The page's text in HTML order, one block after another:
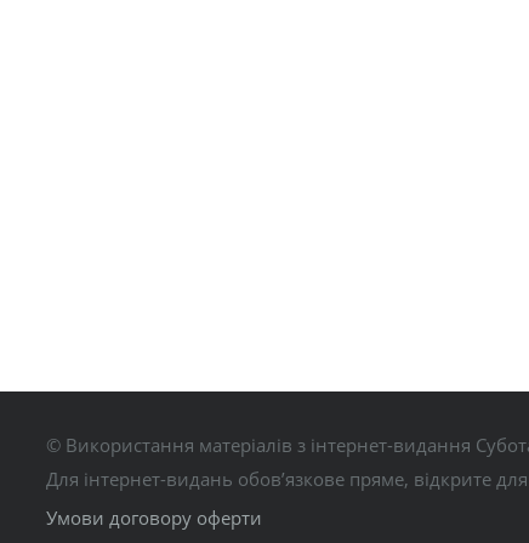
© Використання матеріалів з інтернет-видання
Для інтернет-видань обов’язкове пряме, відкрите
Умови договору оферти